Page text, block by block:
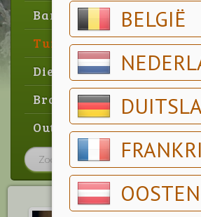
BELGIË
Barbecue
Tuin
Dier
Brood & gebak
Outlet